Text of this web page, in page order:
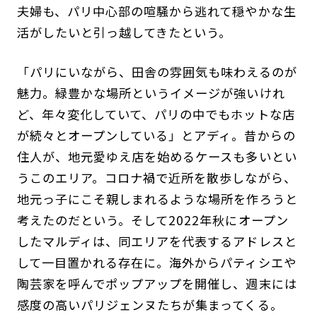
夫婦も、パリ中心部の喧騒から逃れて穏やかな生
活がしたいと引っ越してきたという。
「パリにいながら、田舎の雰囲気も味わえるのが
魅力。緑豊かな場所というイメージが強いけれ
ど、年々変化していて、パリの中でもホットな店
が続々とオープンしている」とアディ。昔からの
住人が、地元愛ゆえ店を始めるケースも多いとい
うこのエリア。コロナ禍で近所を散歩しながら、
地元っ子にこそ親しまれるような場所を作ろうと
考えたのだという。そして2022年秋にオープン
したマルディは、同エリアを代表するアドレスと
して一目置かれる存在に。海外からパティシエや
陶芸家を呼んでポップアップを開催し、週末には
感度の高いパリジェンヌたちが集まってくる。